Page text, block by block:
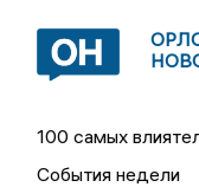
100 самых
События недели